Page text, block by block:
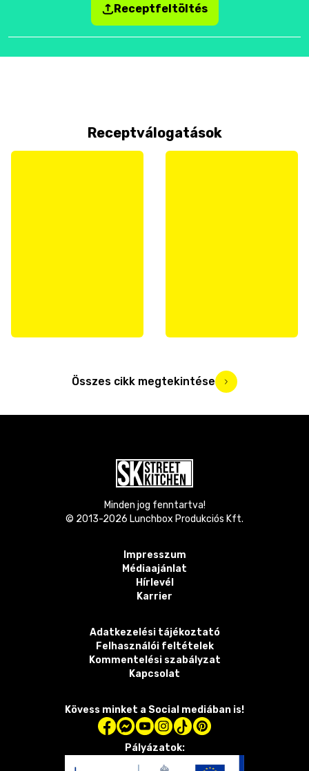
Receptfeltöltés
Receptválogatások
Összes cikk megtekintése
Minden jog fenntartva!
© 2013-2026 Lunchbox Produkciós Kft.
Impresszum
Médiaajánlat
Hírlevél
Karrier
Adatkezelési tájékoztató
Felhasználói feltételek
Kommentelési szabályzat
Kapcsolat
Kövess minket a Social mediában is!
Pályázatok: